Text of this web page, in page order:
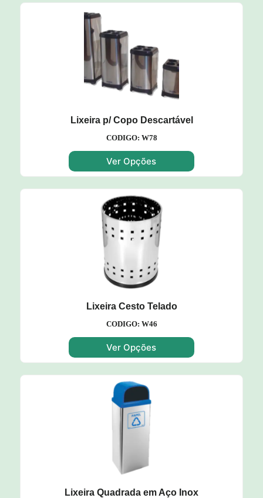
Lixeira p/ Copo Descartável
CODIGO: W78
Ver Opções
Lixeira Cesto Telado
CODIGO: W46
Ver Opções
Lixeira Quadrada em Aço Inox